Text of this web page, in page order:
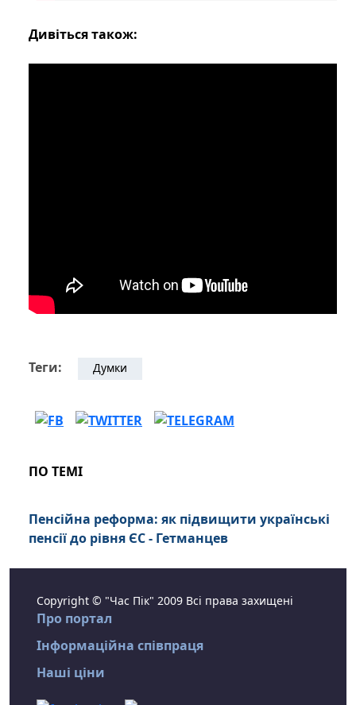
Дивіться також:
Теги: Думки
ПО ТЕМІ
Пенсійна реформа: як підвищити українські
пенсії до рівня ЄС - Гетманцев
Copyright © "Час Пік" 2009 Всі права захищені
Про портал
Інформаційна співпраця
Наші ціни